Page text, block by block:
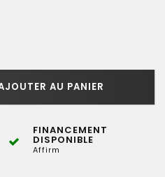
AU PANIER
FINANCEMENT
DISPONIBLE
Affirm